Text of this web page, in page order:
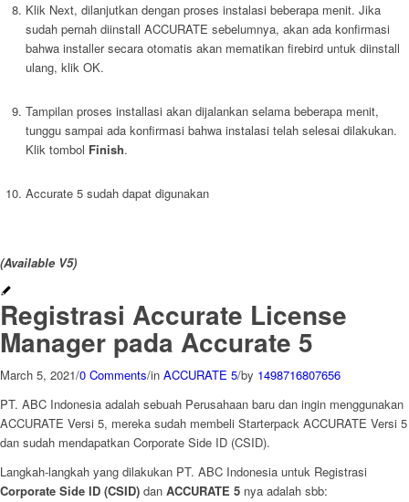
Klik Next, dilanjutkan dengan proses instalasi beberapa menit. Jika
sudah pernah diinstall ACCURATE sebelumnya, akan ada konfirmasi
bahwa installer secara otomatis akan mematikan firebird untuk diinstall
ulang, klik OK.
Tampilan proses installasi akan dijalankan selama beberapa menit,
tunggu sampai ada konfirmasi bahwa instalasi telah selesai dilakukan.
Klik tombol Finish.
Accurate 5 sudah dapat digunakan
(Available V5)
Registrasi Accurate License
Manager pada Accurate 5
March 5, 2021/0 Comments/in ACCURATE 5/by 1498716807656
PT. ABC Indonesia adalah sebuah Perusahaan baru dan ingin menggunakan
ACCURATE Versi 5, mereka sudah membeli Starterpack ACCURATE Versi 5
dan sudah mendapatkan Corporate Side ID (CSID).
Langkah-langkah yang dilakukan PT. ABC Indonesia untuk Registrasi
Corporate Side ID (CSID) dan ACCURATE 5 nya adalah sbb: